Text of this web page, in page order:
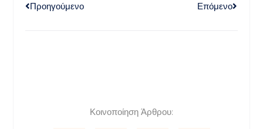
Προηγούμενο Επόμενο
Κοινοποίηση Άρθρου: